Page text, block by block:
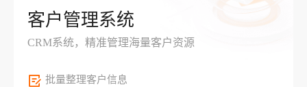
客户管理系统
CRM系统，精准管理海量客户资源
批量整理客户信息